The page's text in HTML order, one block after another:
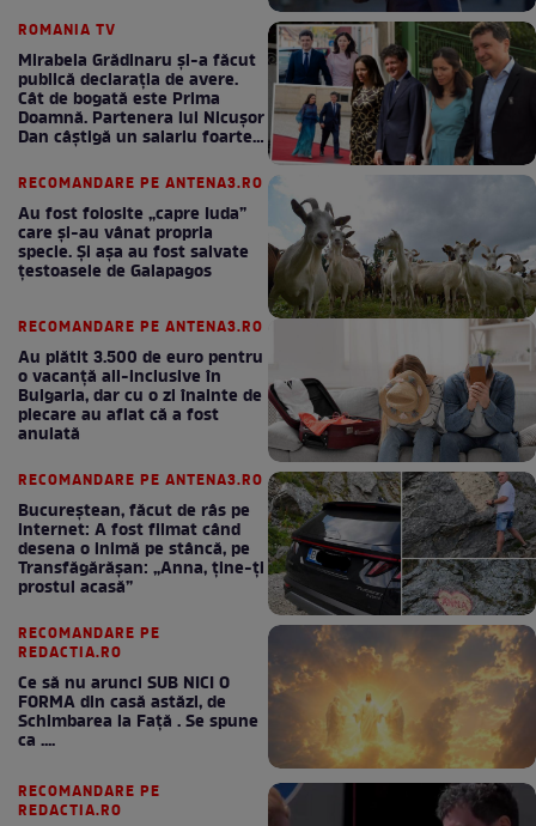
ROMANIA TV
Mirabela Grădinaru și-a făcut
publică declarația de avere.
Cât de bogată este Prima
Doamnă. Partenera lui Nicușor
Dan câștigă un salariu foarte
RECOMANDARE PE ANTENA3.RO
Au fost folosite „capre Iuda”
care și-au vânat propria
specie. Și așa au fost salvate
țestoasele de Galapagos
RECOMANDARE PE ANTENA3.RO
Au plătit 3.500 de euro pentru
o vacanță all-inclusive în
Bulgaria, dar cu o zi înainte de
plecare au aflat că a fost
anulată
RECOMANDARE PE ANTENA3.RO
Bucureștean, făcut de râs pe
internet: A fost filmat când
desena o inimă pe stâncă, pe
Transfăgărășan: „Anna, ține-ți
prostul acasă”
RECOMANDARE PE
REDACTIA.RO
Ce să nu arunci SUB NICI O
FORMA din casă astăzi, de
Schimbarea la Față . Se spune
ca ....
RECOMANDARE PE
REDACTIA.RO